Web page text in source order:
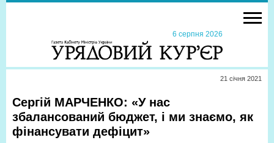
6 серпня 2026
21 сiчня 2021
Сергій МАРЧЕНКО: «У нас
збалансований бюджет, і ми знаємо, як
фінансувати дефіцит»